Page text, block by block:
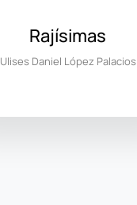
Rajísimas
Ulises Daniel López Palacios